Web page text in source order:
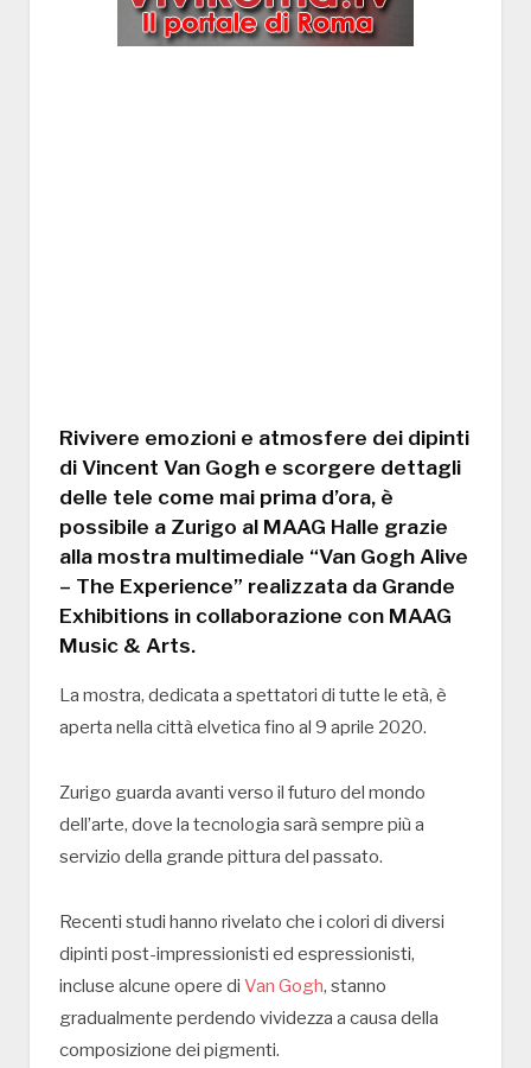
Rivivere emozioni e atmosfere dei dipinti
di Vincent Van Gogh e scorgere dettagli
delle tele come mai prima d’ora, è
possibile a Zurigo al MAAG Halle grazie
alla mostra multimediale “Van Gogh Alive
– The Experience” realizzata da Grande
Exhibitions in collaborazione con MAAG
Music & Arts.
La mostra, dedicata a spettatori di tutte le età, è
aperta nella città elvetica fino al 9 aprile 2020.
Zurigo guarda avanti verso il futuro del mondo
dell’arte, dove la tecnologia sarà sempre più a
servizio della grande pittura del passato.
Recenti studi hanno rivelato che i colori di diversi
dipinti post-impressionisti ed espressionisti,
incluse alcune opere di Van Gogh, stanno
gradualmente perdendo vividezza a causa della
composizione dei pigmenti.